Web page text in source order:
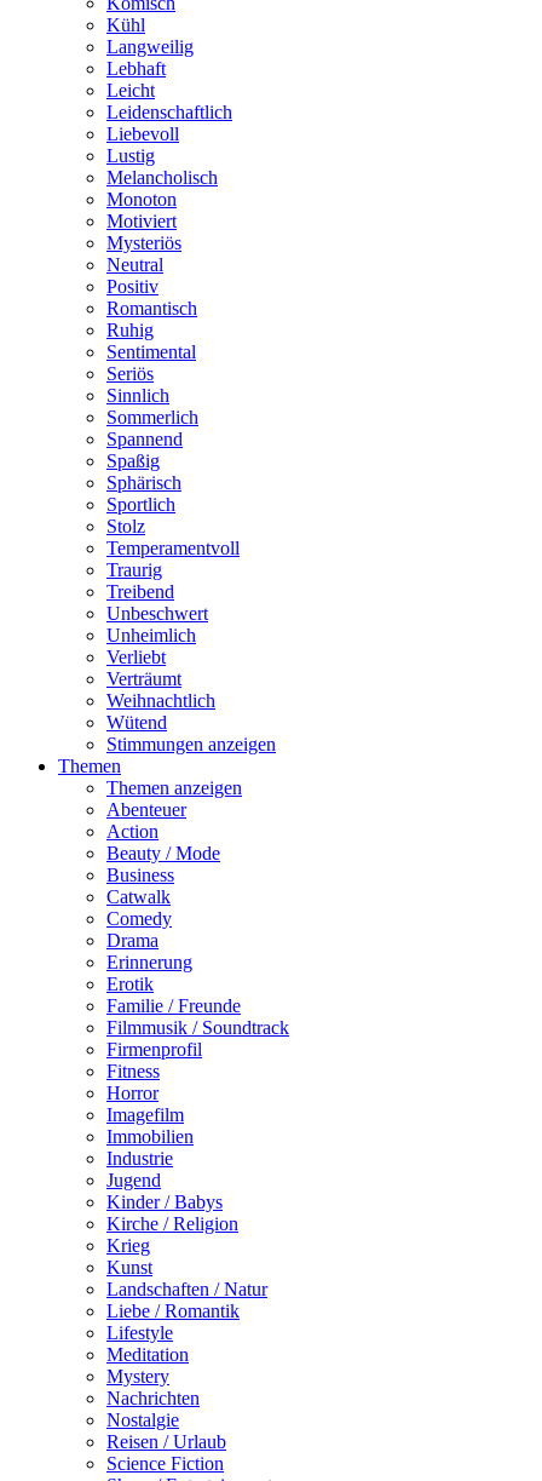
Kühl
Langweilig
Lebhaft
Leicht
Leidenschaftlich
Liebevoll
Lustig
Melancholisch
Monoton
Motiviert
Mysteriös
Neutral
Positiv
Romantisch
Ruhig
Sentimental
Seriös
Sinnlich
Sommerlich
Spannend
Spaßig
Sphärisch
Sportlich
Stolz
Temperamentvoll
Traurig
Treibend
Unbeschwert
Unheimlich
Verliebt
Verträumt
Weihnachtlich
Wütend
Stimmungen anzeigen
Themen
Themen anzeigen
Abenteuer
Action
Beauty / Mode
Business
Catwalk
Comedy
Drama
Erinnerung
Erotik
Familie / Freunde
Filmmusik / Soundtrack
Firmenprofil
Fitness
Horror
Imagefilm
Immobilien
Industrie
Jugend
Kinder / Babys
Kirche / Religion
Krieg
Kunst
Landschaften / Natur
Liebe / Romantik
Lifestyle
Meditation
Mystery
Nachrichten
Nostalgie
Reisen / Urlaub
Science Fiction